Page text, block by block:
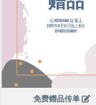
免费赠品传单